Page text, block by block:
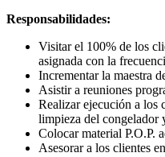
Responsabilidades:
Visitar el 100% de los
asignada con la
Incrementar la maestra
Asistir a reuniones
Realizar ejecución a los
limpieza del congelador
Colocar material P.O.P.
Asesorar a los clientes